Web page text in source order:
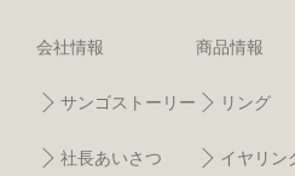
会社情報
サンゴストーリー
社長あいさつ
商品情報
リング
イヤリン